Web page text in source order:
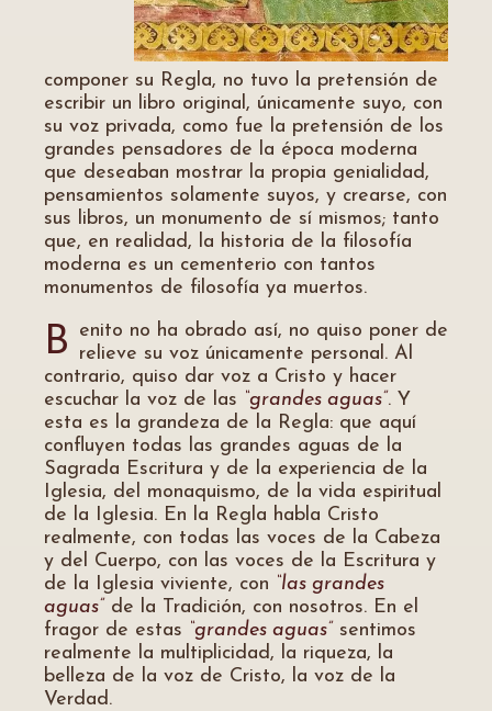
componer su Regla, no tuvo la pretensión de
escribir un libro original, únicamente suyo, con
su voz privada, como fue la pretensión de los
grandes pensadores de la época moderna
que deseaban mostrar la propia genialidad,
pensamientos solamente suyos, y crearse, con
sus libros, un monumento de sí mismos; tanto
que, en realidad, la historia de la filosofía
moderna es un cementerio con tantos
monumentos de filosofía ya muertos.
B
enito no ha obrado así, no quiso poner de
relieve su voz únicamente personal. Al
contrario, quiso dar voz a Cristo y hacer
escuchar la voz de las “grandes aguas”. Y
esta es la grandeza de la Regla: que aquí
confluyen todas las grandes aguas de la
Sagrada Escritura y de la experiencia de la
Iglesia, del monaquismo, de la vida espiritual
de la Iglesia. En la Regla habla Cristo
realmente, con todas las voces de la Cabeza
y del Cuerpo, con las voces de la Escritura y
de la Iglesia viviente, con “las grandes
aguas” de la Tradición, con nosotros. En el
fragor de estas “grandes aguas” sentimos
realmente la multiplicidad, la riqueza, la
belleza de la voz de Cristo, la voz de la
Verdad.